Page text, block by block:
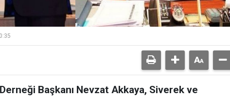
Başkanı Nevzat Akkaya, Siverek ve